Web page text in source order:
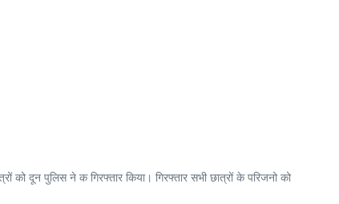
दून पुलिस ने क गिरफ्तार किया। गिरफ्तार सभी छात्रों के परिजनो को